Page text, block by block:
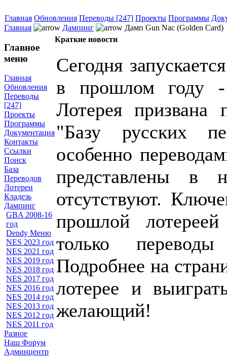
Главная Обновления Переводы [247] Проекты Программы
Главная
Дампинг Дамп Gun Nac (Golden Card)
Главное
меню
Главная
Обновления
Переводы
[247]
Проекты
Программы
Документация
Контакты
Ссылки
Поиск
База
Переводов
Лотереи
Кладезь
Дампинг
GBA 2008-16
год
Dendy Меню
NES 2023 год
NES 2021 год
NES 2019 год
NES 2018 год
NES 2017 год
NES 2016 год
NES 2014 год
NES 2013 год
NES 2012 год
NES 2011 год
Разное
Наш Форум
Админцентр
Краткие новости
Сегодня
в прошлом
Лотерея призвана
"Базу русских
особенно
представлены в
отсутствуют.
прошлой
только переводы
Подробнее на
лотерее и
желающий!